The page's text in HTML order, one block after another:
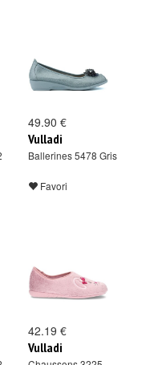
49.90 €
Vulladi
Ballerines 5478 Gris
Favori
42.19 €
Vulladi